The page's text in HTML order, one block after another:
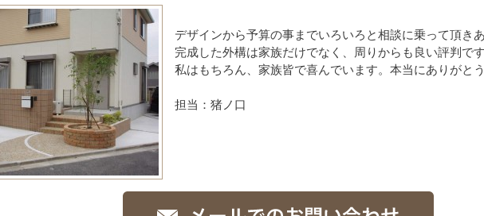
デザインから予算の事までいろいろと相談に乗って頂き
完成した外構は家族だけでなく、周りからも良い評判です
私はもちろん、家族皆で喜んでいます。本当にありがと
担当：猪ノ口